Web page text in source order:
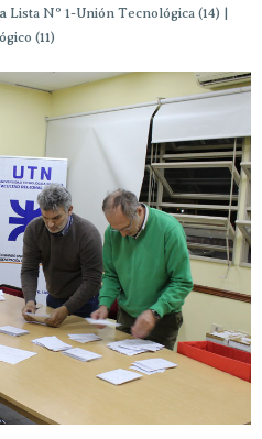
Lista Nº 1-Unión Tecnológica (14) |
(11)